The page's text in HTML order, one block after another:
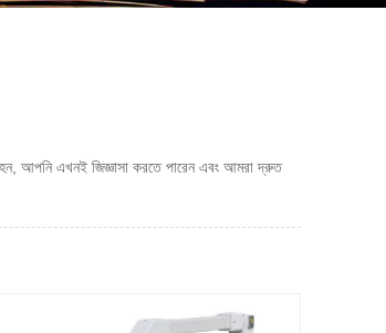
আপনি এখনই জিজ্ঞাসা করতে পারেন এবং আমরা দ্রুত